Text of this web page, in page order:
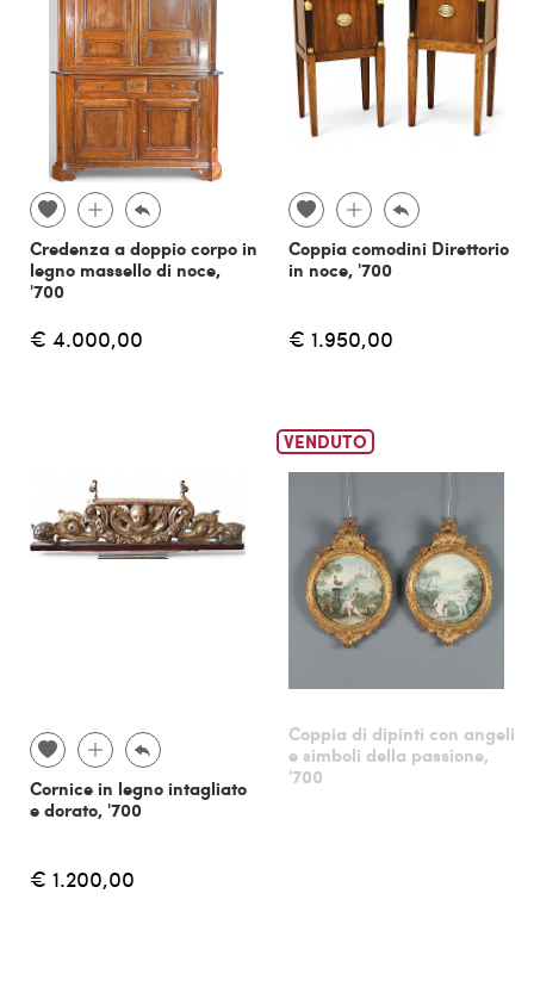
Credenza a doppio corpo in
legno massello di noce,
'700
€ 4.000,00
Coppia comodini Direttorio
in noce, '700
€ 1.950,00
Cornice in legno intagliato
e dorato, '700
€ 1.200,00
VENDUTO
Coppia di dipinti con angeli
e simboli della passione,
'700